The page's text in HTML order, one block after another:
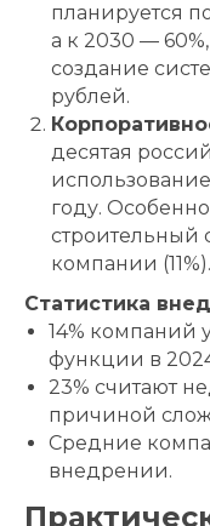
планируется
а к 2030 —
создание
рублей.
десятая
году.
строительный
компании (11%).
Статистика
14% компаний
функции в
23% считают
причиной
Средние
внедрении.